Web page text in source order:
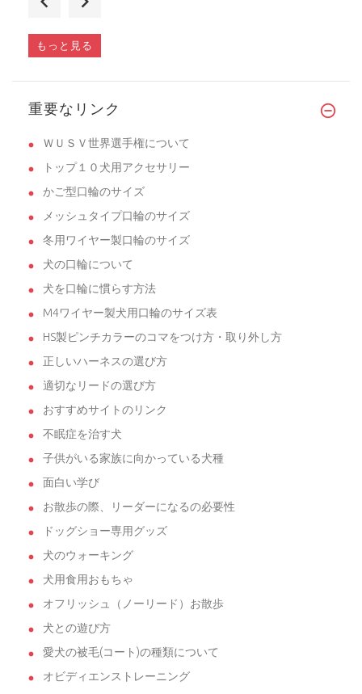
もっと見る
重要なリンク
ＷＵＳＶ世界選手権について
トップ１０犬用アクセサリー
かご型口輪のサイズ
メッシュタイプ口輪のサイズ
冬用ワイヤー製口輪のサイズ
犬の口輪について
犬を口輪に慣らす方法
M4ワイヤー製犬用口輪のサイズ表
HS製ピンチカラーのコマをつけ方・取り外し方
正しいハーネスの選び方
適切なリードの選び方
おすすめサイトのリンク
不眠症を治す犬
子供がいる家族に向かっている犬種
面白い学び
お散歩の際、リーダーになるの必要性
ドッグショー専用グッズ
犬のウォーキング
犬用食用おもちゃ
オフリッシュ（ノーリード）お散歩
犬との遊び方
愛犬の被毛(コート)の種類について
オビディエンストレーニング